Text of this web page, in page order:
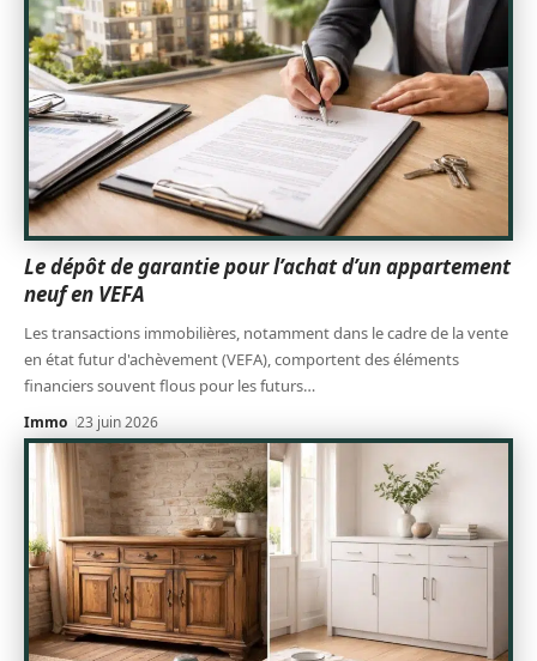
Le dépôt de garantie pour l’achat d’un appartement
neuf en VEFA
Les transactions immobilières, notamment dans le cadre de la vente
en état futur d'achèvement (VEFA), comportent des éléments
financiers souvent flous pour les futurs…
Immo 23 juin 2026